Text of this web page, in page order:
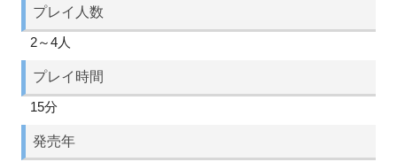
プレイ人数
2～4人
プレイ時間
15分
発売年